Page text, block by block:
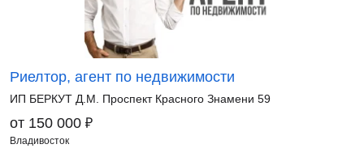
Риелтор, агент по недвижимости
ИП БЕРКУТ Д.М. Проспект Красного Знамени 59
от 150 000 ₽
Владивосток